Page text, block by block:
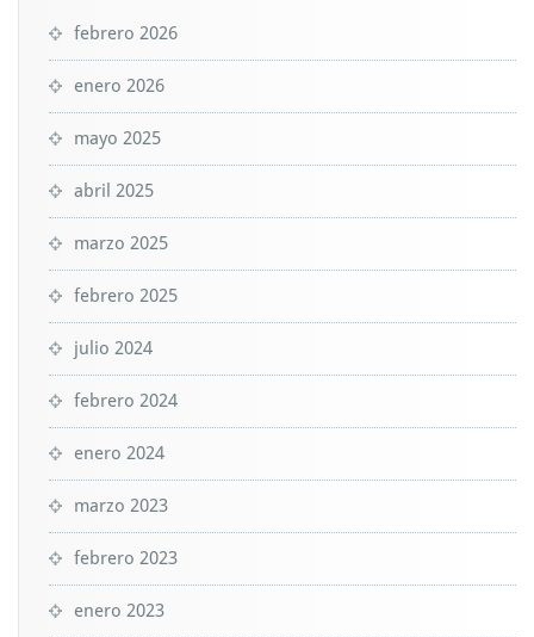
febrero 2026
enero 2026
mayo 2025
abril 2025
marzo 2025
febrero 2025
julio 2024
febrero 2024
enero 2024
marzo 2023
febrero 2023
enero 2023